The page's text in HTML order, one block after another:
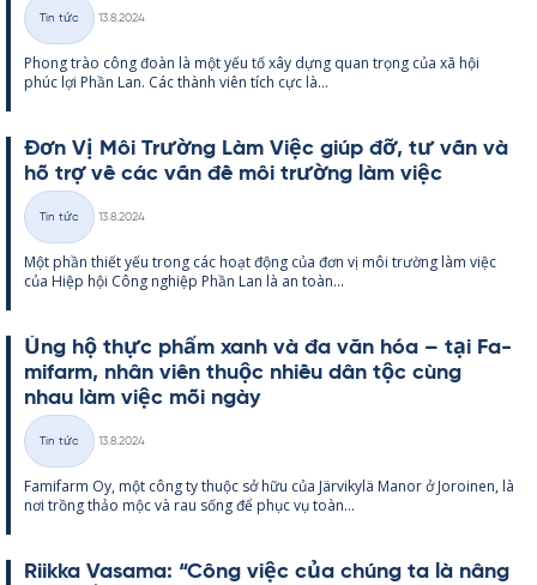
Thể
loại
Tin tức
13.8.2024
Phong trào công đoàn là một yếu tố xây dựng quan trọng của xã hội
phúc lợi Phần Lan. Các thành viên tích cực là...
Đơn Vị Môi Trường Làm Việc giúp đỡ, tư vấn và
hỗ trợ về các vấn đề môi trường làm việc
Thể
loại
Tin tức
13.8.2024
Một phần thiết yếu trong các hoạt động của đơn vị môi trường làm việc
của Hiệp hội Công ng­hiệp Phần Lan là an toàn...
Ủng hộ thực phẩm xanh và đa văn hóa – tại Fa­
mi­farm, nhân viên thuộc nhiều dân tộc cùng
nhau làm việc mỗi ngày
Thể
loại
Tin tức
13.8.2024
Fa­mi­farm Oy, một công ty thuộc sở hữu của Jär­vi­kylä Ma­nor ở Jo­roi­nen, là
nơi trồng thảo mộc và rau sống để phục vụ toàn...
Riikka Va­sama: “Công việc của chúng ta là nâng